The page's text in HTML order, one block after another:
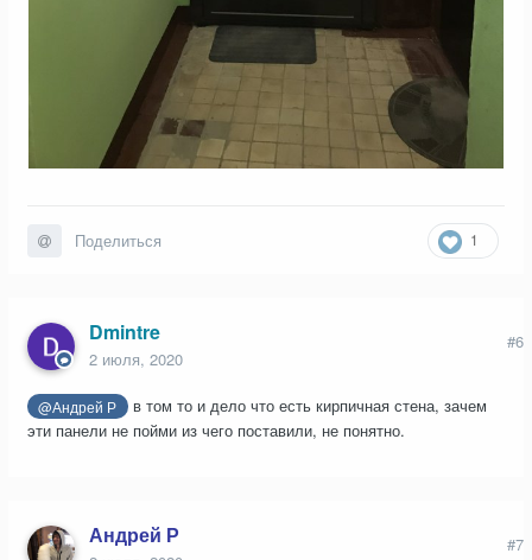
1
Поделиться
Dmintre
2 июля, 2020
#6
@Андрей Р
в том то и дело что есть кирпичная стена, зачем
эти панели не пойми из чего поставили, не понятно.
Андрей Р #7